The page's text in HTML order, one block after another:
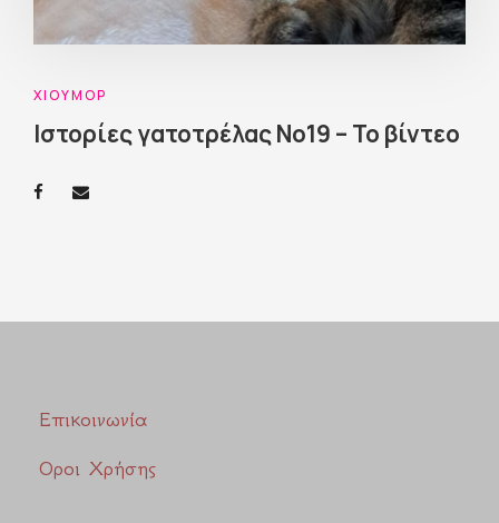
ΧΙΟΎΜΟΡ
Ιστορίες γατοτρέλας Νο19 – Το βίντεο
Επικοινωνία
Οροι Χρήσης